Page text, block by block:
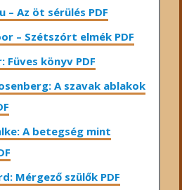
– Az öt sérülés PDF
– Szétszórt elmék PDF
Füves könyv PDF
A szavak ablakok
A betegség mint
Mérgező szülők PDF